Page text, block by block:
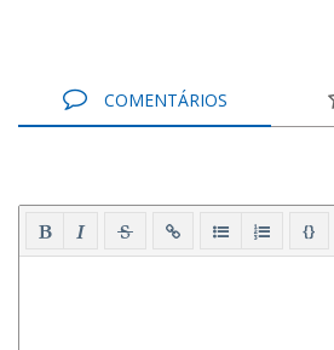
COMENTÁRIOS
{}